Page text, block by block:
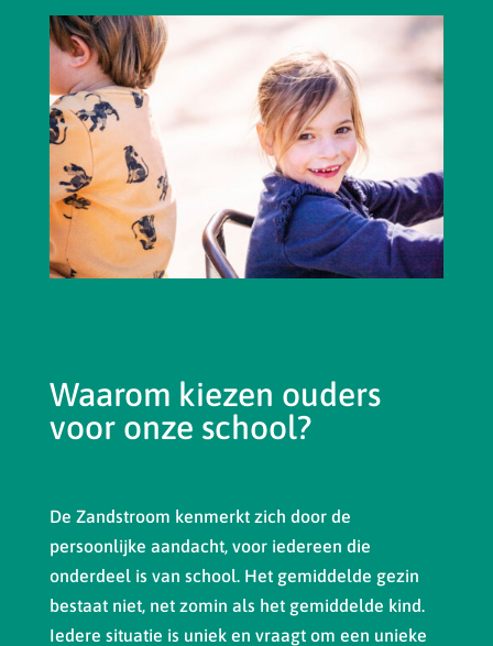
Waarom kiezen ouders
voor onze school?
De Zandstroom kenmerkt zich door de
persoonlijke aandacht, voor iedereen die
onderdeel is van school. Het gemiddelde gezin
bestaat niet, net zomin als het gemiddelde kind.
Iedere situatie is uniek en vraagt om een unieke